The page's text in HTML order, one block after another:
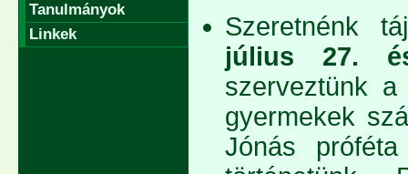
Tanulmányok
Linkek
Szeretnénk
július 27.
szerveztünk
gyermekek
Jónás